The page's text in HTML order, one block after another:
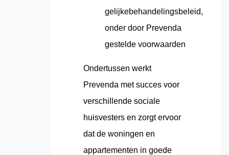
gelijkebehandelingsbeleid,
onder door Prevenda
gestelde voorwaarden
Ondertussen werkt
Prevenda met succes voor
verschillende sociale
huisvesters en zorgt ervoor
dat de woningen en
appartementen in goede